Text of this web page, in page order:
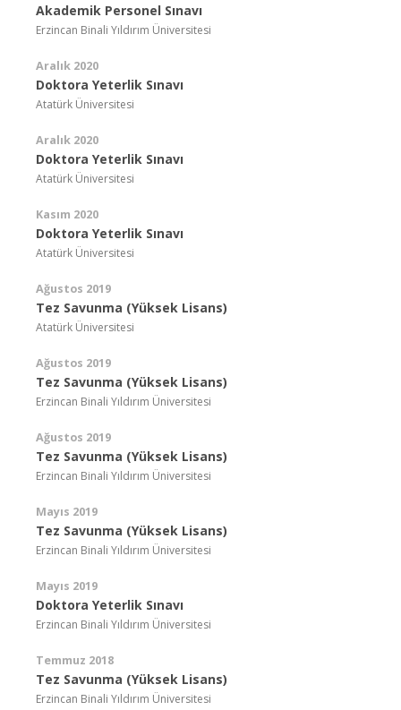
Akademik Personel Sınavı
Erzincan Binali Yıldırım Üniversitesi
Aralık 2020
Doktora Yeterlik Sınavı
Atatürk Üniversitesi
Aralık 2020
Doktora Yeterlik Sınavı
Atatürk Üniversitesi
Kasım 2020
Doktora Yeterlik Sınavı
Atatürk Üniversitesi
Ağustos 2019
Tez Savunma (Yüksek Lisans)
Atatürk Üniversitesi
Ağustos 2019
Tez Savunma (Yüksek Lisans)
Erzincan Binali Yıldırım Üniversitesi
Ağustos 2019
Tez Savunma (Yüksek Lisans)
Erzincan Binali Yıldırım Üniversitesi
Mayıs 2019
Tez Savunma (Yüksek Lisans)
Erzincan Binali Yıldırım Üniversitesi
Mayıs 2019
Doktora Yeterlik Sınavı
Erzincan Binali Yıldırım Üniversitesi
Temmuz 2018
Tez Savunma (Yüksek Lisans)
Erzincan Binali Yıldırım Üniversitesi